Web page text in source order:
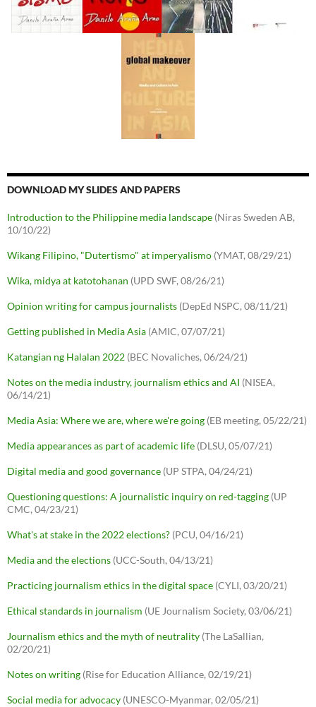
DOWNLOAD MY SLIDES AND PAPERS
Introduction to the Philippine media landscape (Niras Sweden AB,
10/10/22)
Wikang Filipino, "Dutertismo" at imperyalismo (YMAT, 08/29/21)
Wika, midya at katotohanan (UPD SWF, 08/26/21)
Opinion writing for campus journalists (DepEd NSPC, 08/11/21)
Getting published in Media Asia (AMIC, 07/07/21)
Katangian ng Halalan 2022 (BEC Novaliches, 06/24/21)
Notes on the media industry, journalism ethics and AI (NISEA,
06/14/21)
Media Asia: Where we are, where we're going (EB meeting, 05/22/21)
Media appearances as part of academic life (DLSU, 05/07/21)
Digital media and good governance (UP STPA, 04/24/21)
Questioning questions: A journalistic inquiry on red-tagging (UP
CMC, 04/23/21)
What's at stake in the 2022 elections? (PCU, 04/16/21)
Media and the elections (UCC-South, 04/13/21)
Practicing journalism ethics in the digital space (CYLI, 03/20/21)
Ethical standards in journalism (UE Journalism Society, 03/06/21)
Journalism ethics and the myth of neutrality (The LaSallian,
02/20/21)
Notes on writing (Rise for Education Alliance, 02/19/21)
Social media for advocacy (UNESCO-Myanmar, 02/05/21)